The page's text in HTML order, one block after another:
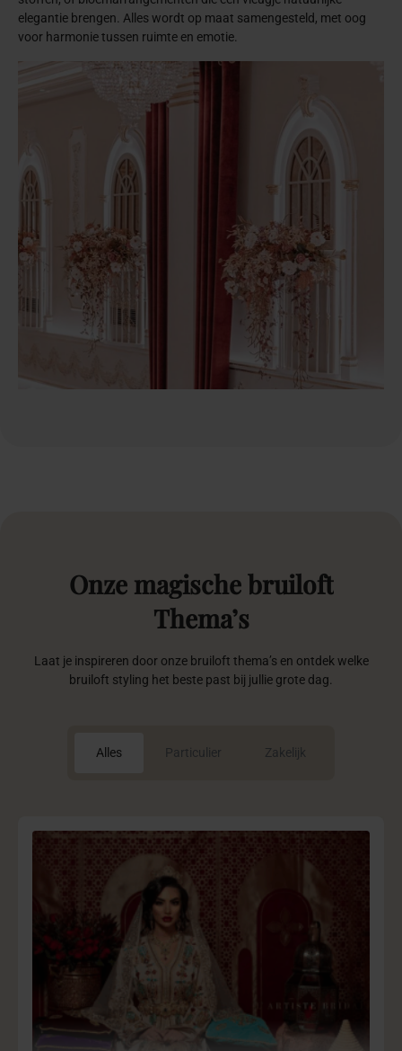
elegantie brengen. Alles wordt op maat samengesteld, met oog
voor harmonie tussen ruimte en emotie.
Onze magische bruiloft
Thema’s
Laat je inspireren door onze bruiloft thema’s en ontdek welke
bruiloft styling het beste past bij jullie grote dag.
Alles Particulier Zakelijk